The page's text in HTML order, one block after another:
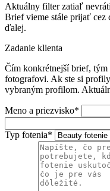
Aktuálny filter zatiaľ
Brief vieme stále prijať cez
ďalej.
Zadanie klienta
Čím konkrétnejší brief, tým
fotografovi. Ak ste si
vybraným profilom.
Meno a priezvisko*
Typ fotenia*